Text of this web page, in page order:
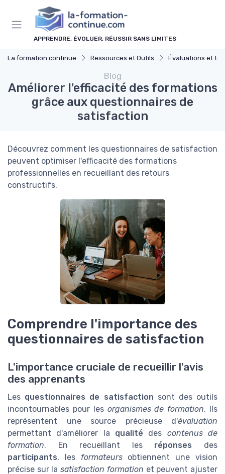
APPRENDRE, ÉVOLUER, RÉUSSIR SANS LIMITES
La formation continue Ressources et Outils Évaluations et
Blog
Améliorer l'efficacité des formations
grâce aux questionnaires de
satisfaction
Découvrez comment les questionnaires de satisfaction
peuvent optimiser l'efficacité des formations
professionnelles en recueillant des retours
constructifs.
Comprendre l'importance des
questionnaires de satisfaction
L'importance cruciale de recueillir l'avis
des apprenants
Les questionnaires de satisfaction sont des outils
incontournables pour les organismes de formation. Ils
représentent une source précieuse d'évaluation
permettant d'améliorer la qualité des contenus de
formation. En recueillant les réponses des
participants, les formateursobtiennent une vision
précise sur lasatisfaction formation et peuvent ajuster
Panneau de gestion des cookies